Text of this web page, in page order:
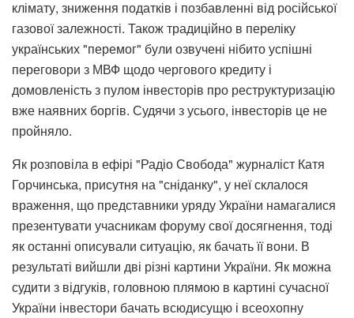
клімату, зниження податків і позбавленні від російської
газової залежності. Також традиційно в переліку
українських "перемог" були озвучені нібито успішні
переговори з МВФ щодо чергового кредиту і
домовленість з пулом інвесторів про реструктуризацію
вже наявних боргів. Судячи з усього, інвесторів це не
пройняло.
Як розповіла в ефірі "Радіо Свобода" журналіст Катя
Горчинська, присутня на "сніданку", у неї склалося
враження, що представники уряду України намагалися
презентувати учасникам форуму свої досягнення, тоді
як останні описували ситуацію, як бачать її вони. В
результаті вийшли дві різні картини України. Як можна
судити з відгуків, головною плямою в картині сучасної
України інвестори бачать всюдисущю і всеохопну